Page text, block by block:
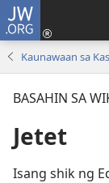
JW.ORG
Kaunawaan sa
BASAHIN SA
Jetet
Isang shik ng